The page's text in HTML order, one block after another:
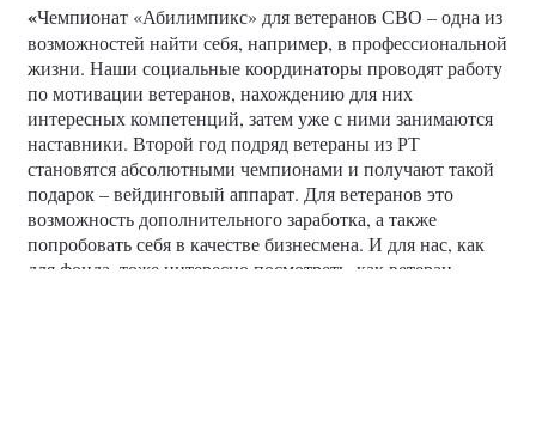
«Чемпионат «Абилимпикс» для ветеранов СВО – одна из
возможностей найти себя, например, в профессиональной
жизни. Наши социальные координаторы проводят работу
по мотивации ветеранов, нахождению для них
интересных компетенций, затем уже с ними занимаются
наставники. Второй год подряд ветераны из РТ
становятся абсолютными чемпионами и получают такой
подарок – вейдинговый аппарат. Для ветеранов это
возможность дополнительного заработка, а также
попробовать себя в качестве бизнесмена. И для нас, как
для фонда, тоже интересно посмотреть, как ветеран